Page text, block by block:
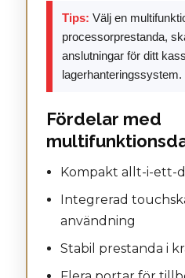
Tips: Välj en
processorprestanda,
anslutningar för ditt
lagerhanteringssystem.
Fördelar med
Kompakt allt-i-ett-
Integrerad
användning
Stabil prestanda i